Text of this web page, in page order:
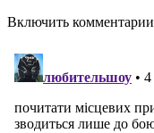
Включить комментарии